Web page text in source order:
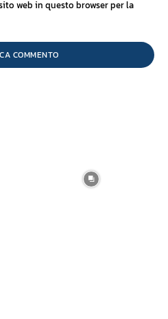
web in questo browser per la